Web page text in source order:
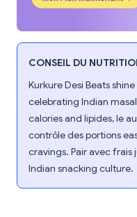
CONSEIL DU
Kurkure Desi Beats
celebrating Indian
calories and lipides, le
contrôle des portions
cravings. Pair avec
Indian snacking culture.